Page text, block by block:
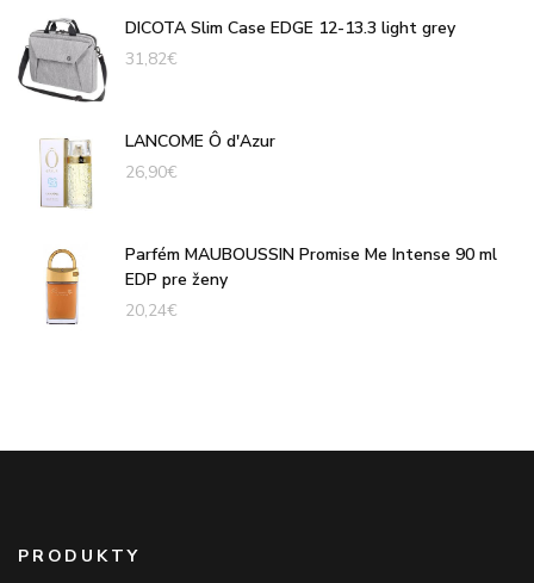
DICOTA Slim Case EDGE 12-13.3 light grey
31,82€
LANCOME Ô d'Azur
26,90€
Parfém MAUBOUSSIN Promise Me Intense 90 ml
EDP pre ženy
20,24€
PRODUKTY